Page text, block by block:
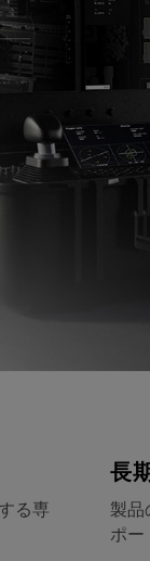
る専
長
製
ポー